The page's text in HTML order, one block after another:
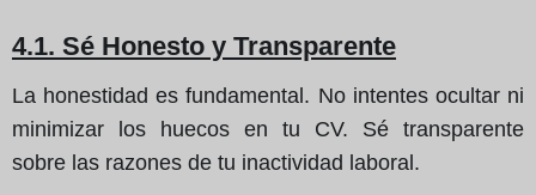
4.1. Sé Honesto y Transparente
La honestidad es fundamental. No intentes ocultar ni
minimizar los huecos en tu CV. Sé transparente
sobre las razones de tu inactividad laboral.